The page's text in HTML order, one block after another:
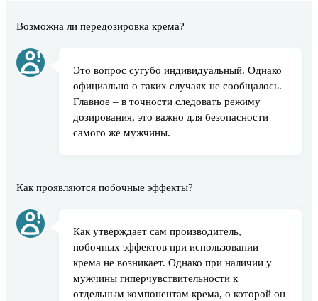
Возможна ли передозировка крема?
Это вопрос сугубо индивидуальный. Однако
официально о таких случаях не сообщалось.
Главное – в точности следовать режиму
дозирования, это важно для безопасности
самого же мужчины.
Как проявляются побочные эффекты?
Как утверждает сам производитель,
побочных эффектов при использовании
крема не возникает. Однако при наличии у
мужчины гиперчувствительности к
отдельным компонентам крема, о которой он